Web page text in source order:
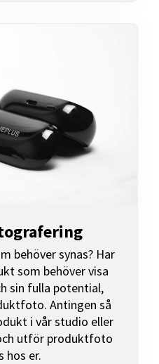
behöver synas? Har
som behöver visa
sin fulla potential,
Antingen så
i vår studio eller
utför produktfoto
hos er.